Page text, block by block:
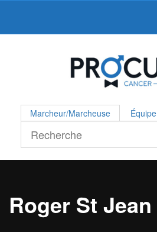
Marcheur/Marcheuse Équipe
Roger St Jean